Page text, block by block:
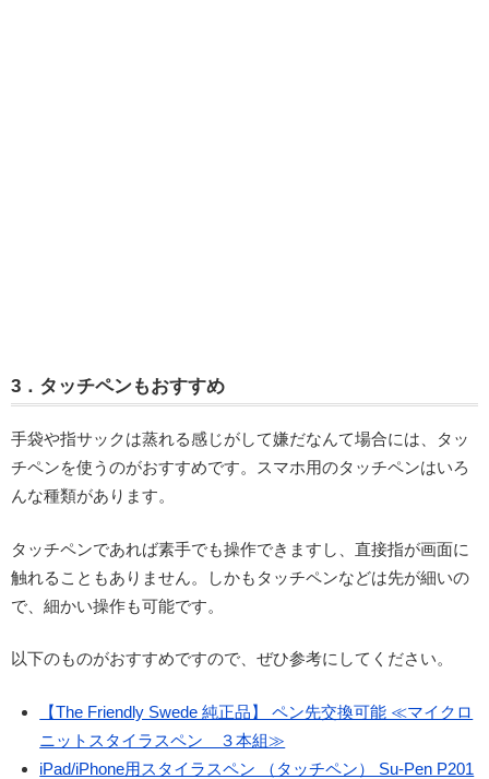
3．タッチペンもおすすめ
手袋や指サックは蒸れる感じがして嫌だなんて場合には、タッ
チペンを使うのがおすすめです。スマホ用のタッチペンはいろ
んな種類があります。
タッチペンであれば素手でも操作できますし、直接指が画面に
触れることもありません。しかもタッチペンなどは先が細いの
で、細かい操作も可能です。
以下のものがおすすめですので、ぜひ参考にしてください。
【The Friendly Swede 純正品】 ペン先交換可能 ≪マイクロ
ニットスタイラスペン ３本組≫
iPad/iPhone用スタイラスペン （タッチペン） Su-Pen P201